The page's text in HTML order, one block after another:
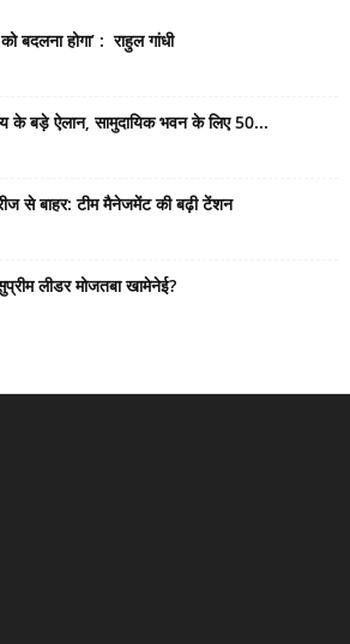
बदलना होगा’ : राहुल गांधी
के बड़े ऐलान, सामुदायिक भवन के लिए 50...
से बाहर: टीम मैनेजमेंट की बढ़ी टेंशन
लीडर मोजतबा खामेनेई?